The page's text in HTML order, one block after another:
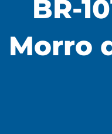
BR-
Morro